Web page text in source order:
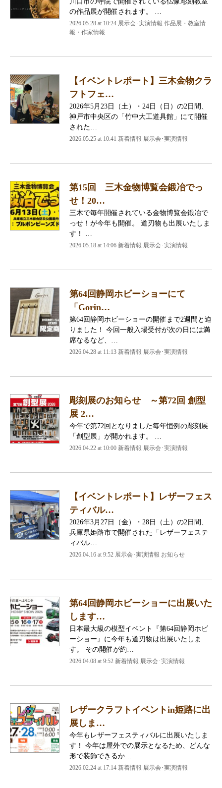
の作品展が開催されます。 …
2026.05.28 at 10:24 展示会･実演情報 作品展・教室情
報・作家情報
【イベントレポート】三木金物クラ
フトフェ…
2026年5月23日（土）・24日（日）の2日間、
神戸市中央区の「竹中大工道具館」にて開催
された…
2026.05.25 at 10:41 新着情報 展示会･実演情報
第15回 三木金物博覧会鍛冶でっ
せ！20…
三木で毎年開催されている金物博覧会鍛冶で
っせ！が今年も開催。 道刃物も出展いたしま
す！ …
2026.05.18 at 14:06 新着情報 展示会･実演情報
第64回静岡ホビーショーにて
「Gorin…
第64回静岡ホビーショーの開催まで2週間と迫
りました！ 今回一般入場受付が次の日には満
席なるなど、…
2026.04.28 at 11:13 新着情報 展示会･実演情報
彫刻展のお知らせ ～第72回 創型
展 2…
今年で第72回となりました毎年恒例の彫刻展
「創型展」が開かれます。 …
2026.04.22 at 10:00 新着情報 展示会･実演情報
【イベントレポート】レザーフェス
ティバル…
2026年3月27日（金）・28日（土）の2日間、
兵庫県姫路市で開催された「レザーフェステ
ィバル…
2026.04.16 at 9:52 展示会･実演情報 お知らせ
第64回静岡ホビーショーに出展いた
します…
日本最大級の模型イベント『第64回静岡ホビ
ーショー』に今年も道刃物は出展いたしま
す。 その開催が約…
2026.04.08 at 9:52 新着情報 展示会･実演情報
レザークラフトイベントin姫路に出
展しま…
今年もレザーフェスティバルに出展いたしま
す！ 今年は屋外での展示となるため、どんな
形で装飾できるか…
2026.02.24 at 17:14 新着情報 展示会･実演情報